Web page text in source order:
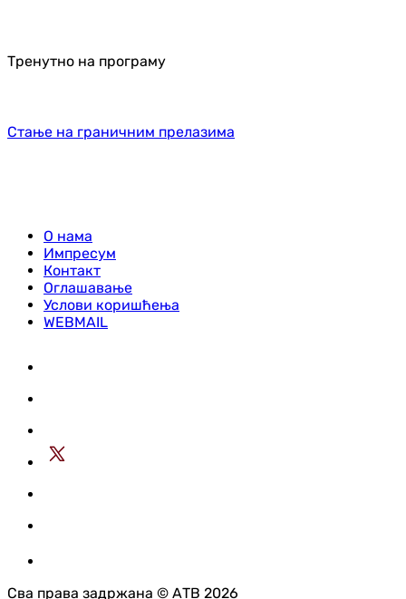
Тренутно на програму
Стање на граничним прелазима
О нама
Импресум
Контакт
Оглашавање
Услови коришћења
WEBMAIL
Сва права задржана © АТВ 2026